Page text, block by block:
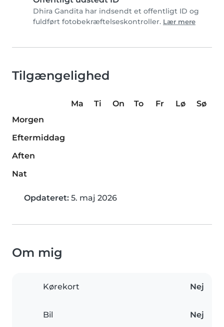
Dhira Gandita har indsendt et offentligt ID og
fuldført fotobekræftelseskontroller. Lær mere
Tilgængelighed
Ma Ti On To Fr Lø
Sø
Morgen
Eftermiddag
Aften
Nat
Opdateret: 5. maj 2026
Om mig
Kørekort Nej
Bil Nej